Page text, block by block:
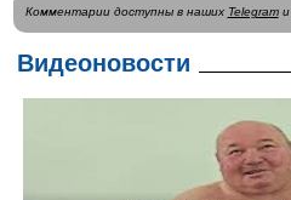
Комментарии доступны в наших Telegramи
Видеоновости